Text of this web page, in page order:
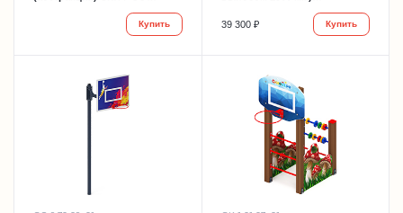
Купить
СПОРТМЕН NEW СВС 98
39 300 ₽ Купить